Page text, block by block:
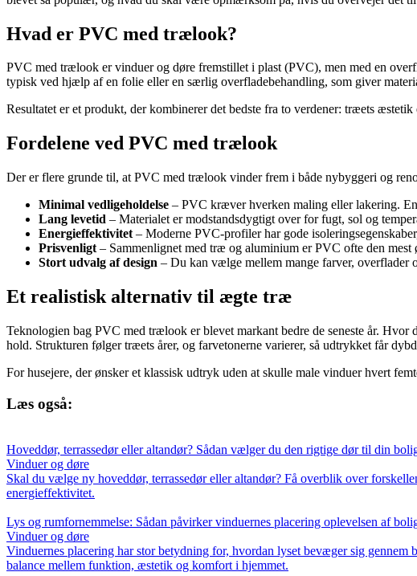
Hvad er PVC med trælook?
PVC med trælook er vinduer og døre fremstillet i plast (PVC), men med en
typisk ved hjælp af en folie eller en særlig overfladebehandling, som giver
Resultatet er et produkt, der kombinerer det bedste fra to verdener: træets
Fordelene ved PVC med trælook
Der er flere grunde til, at PVC med trælook vinder frem i både nybyggeri og
Minimal vedligeholdelse – PVC kræver hverken maling eller lakering.
Lang levetid – Materialet er modstandsdygtigt over for fugt, sol og
Energieffektivitet – Moderne PVC-profiler har gode
Prisvenligt – Sammenlignet med træ og aluminium er PVC ofte den
Stort udvalg af design – Du kan vælge mellem mange farver, overflader
Et realistisk alternativ til ægte træ
Teknologien bag PVC med trælook er blevet markant bedre de seneste år.
hold. Strukturen følger træets årer, og farvetonerne varierer, så udtrykket får
For husejere, der ønsker et klassisk udtryk uden at skulle male vinduer hvert
Læs også:
Hoveddør, terrassedør eller altandør? Sådan vælger du den rigtige dør til din
Vinduer og døre
Skal du vælge ny hoveddør, terrassedør eller altandør? Få overblik over
energieffektivitet.
Lys og rumfornemmelse: Sådan påvirker vinduernes placering oplevelsen af
Vinduer og døre
Vinduernes placering har stor betydning for, hvordan lyset bevæger sig
balance mellem funktion, æstetik og komfort i hjemmet.